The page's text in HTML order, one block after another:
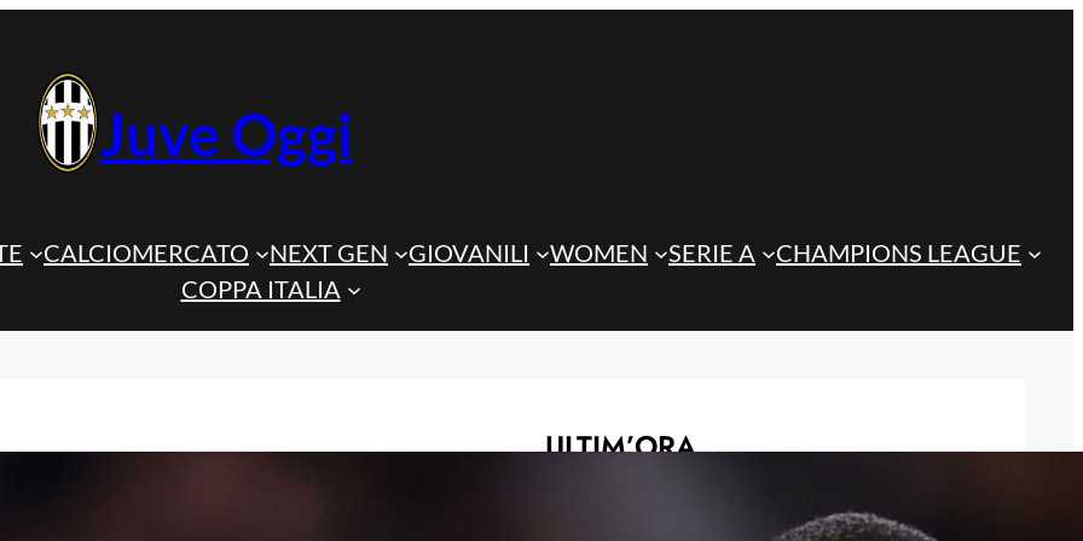
Juve Oggi
CALCIOMERCATO NEXT GEN GIOVANILI WOMEN SERIE A
CHAMPIONS LEAGUE
COPPA ITALIA
ULTIM’ORA
Spalletti può cambiare il mercato